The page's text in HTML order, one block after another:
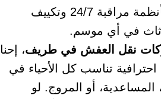
المستودعات مزودة بأنظمة مراقبة 24/7 وتكييف
في أي موسم.
نقل العفش في طريف، إحنا
تناسب كل الأحياء في
أو المروج. لو